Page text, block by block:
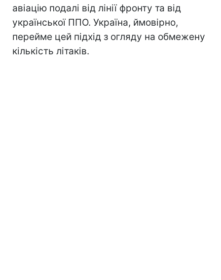
авіацію подалі від лінії фронту та від
української ППО. Україна, ймовірно,
перейме цей підхід з огляду на обмежену
кількість літаків.